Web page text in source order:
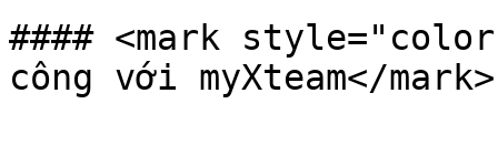
#### <mark